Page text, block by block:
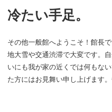
冷たい手足。
その他一般館へようこそ！館長
地大雪や交通渋滞で大変です。
いにも我が家の近くでは何もな
た方にはお見舞い申し上げます